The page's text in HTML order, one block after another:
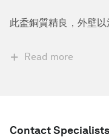
此盉銅質精良，外壁
Read more
Contact Specialists